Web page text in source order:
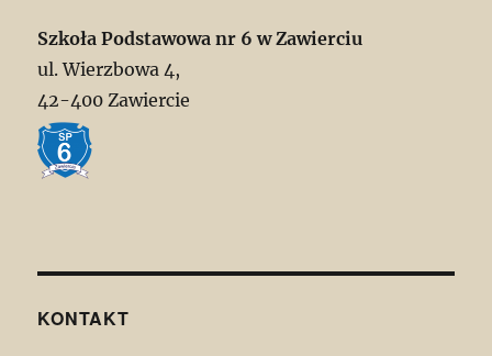
Szkoła Podstawowa nr 6 w Zawierciu
ul. Wierzbowa 4,
42-400 Zawiercie
KONTAKT